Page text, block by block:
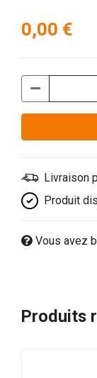
0,00 €
Livraison
Produit
Vous avez
Produits